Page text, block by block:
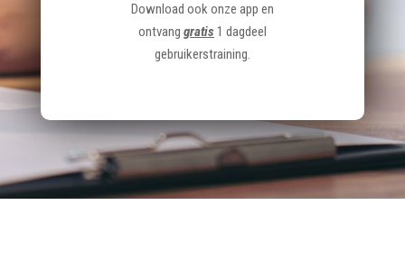
Download ook onze app en
ontvang gratis1 dagdeel
gebruikerstraining.